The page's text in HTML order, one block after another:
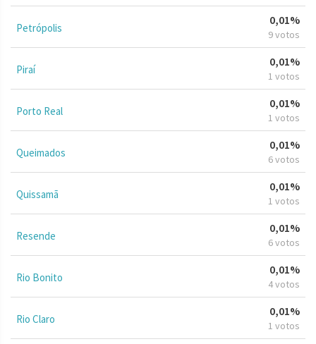
Petrópolis
0,01%
9 votos
Piraí
0,01%
1 votos
Porto Real
0,01%
1 votos
Queimados
0,01%
6 votos
Quissamã
0,01%
1 votos
Resende
0,01%
6 votos
Rio Bonito
0,01%
4 votos
Rio Claro
0,01%
1 votos